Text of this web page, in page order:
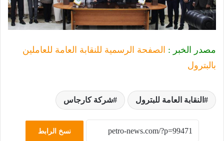
مصدر الخبر : الصفحة الرسمية للنقابة العامة للعاملين
بالبترول
النقابة العامة للبترول شركة كارجاس
نسخ الرابط